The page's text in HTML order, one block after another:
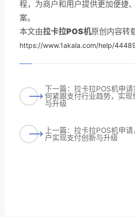
程，为商户和用户提供更加便捷
案。
本文由拉卡拉POS机原创内容转
https://www.1akala.com/help/
下一篇：拉卡拉POS机申请
何紧跟支付行业趋势，实现
与升级
上一篇：拉卡拉POS机申
户实现支付创新与升级